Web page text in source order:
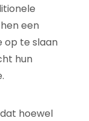
een
op te slaan
hun
hoewel